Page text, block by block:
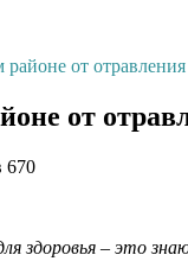
от
от
670
здоровья – это